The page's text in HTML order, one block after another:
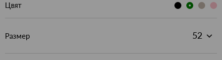
Цвят
Размер